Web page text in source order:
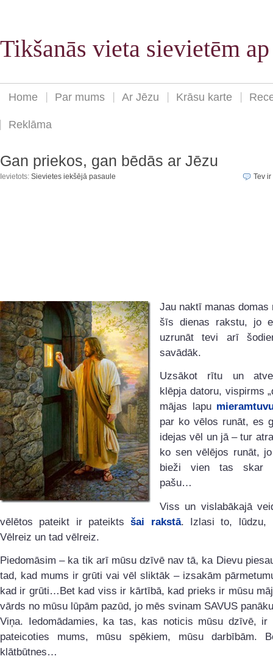
Tikšanās vieta sievietēm
Home Par mums Ar Jēzu Krāsu karte
Reklāma
Gan priekos, gan bēdās ar Jēzu
Ievietots: Sievietes iekšējā pasaule Tev ir
Jau naktī manas domas
šīs dienas rakstu, jo
uzrunāt tevi arī
savādāk.
Uzsākot rītu un
klēpja datoru, vispirms
mājas lapu
par ko vēlos runāt, es
idejas vēl un jā – tur
ko sen vēlējos runāt,
bieži vien tas skar
pašu…
Viss un vislabākajā
vēlētos pateikt ir pateiktsšai rakstā. Izlasi to, lūdzu,
Vēlreiz un tad vēlreiz.
Piedomāsim – ka tik arī mūsu dzīvē nav tā, ka Dievu
tad, kad mums ir grūti vai vēl sliktāk – izsakām
kad ir grūti…Bet kad viss ir kārtībā, kad prieks ir mūsu
vārds no mūsu lūpām pazūd, jo mēs svinam SAVUS
Viņa. Iedomādamies, ka tas, kas noticis mūsu dzīvē, ir
pateicoties mums, mūsu spēkiem, mūsu darbībām.
klātbūtnes…